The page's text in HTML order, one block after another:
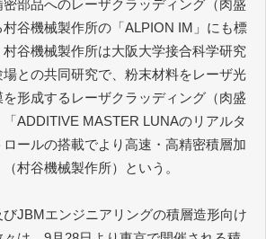
部品へのレーザクラッディング（肉盛
村谷機械製作所の「ALPION IM」にも標
谷機械製作所は大阪大学接合科学研究
との共同研究で、粉末材料をレーザ光
形成するレーザクラッディング（肉盛
ADDITIVE MASTER LUNAのリアルタ
ールの搭載でより高速・高精密積層加
村谷機械製作所）という。
JBMエンジニアリングの積層造形向け